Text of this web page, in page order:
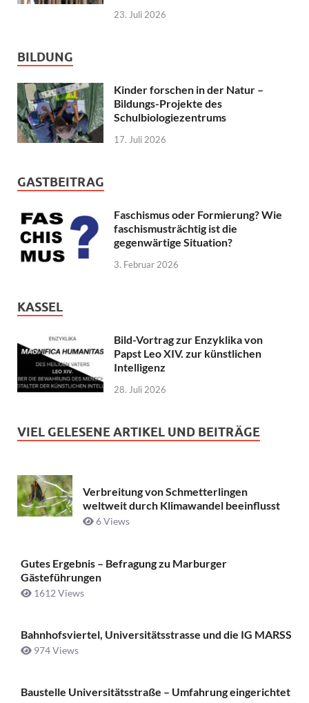
23. Juli 2026
BILDUNG
Kinder forschen in der Natur –
Bildungs-Projekte des
Schulbiologiezentrums
17. Juli 2026
GASTBEITRAG
Faschismus oder Formierung? Wie
faschismusträchtig ist die
gegenwärtige Situation?
3. Februar 2026
KASSEL
Bild-Vortrag zur Enzyklika von
Papst Leo XIV. zur künstlichen
Intelligenz
28. Juli 2026
VIEL GELESENE ARTIKEL UND BEITRÄGE
Verbreitung von Schmetterlingen
weltweit durch Klimawandel beeinflusst
6 Views
Gutes Ergebnis – Befragung zu Marburger
Gästeführungen
1612 Views
Bahnhofsviertel, Universitätsstrasse und die IG MARSS
974 Views
Baustelle Universitätsstraße ­– Umfahrung eingerichtet